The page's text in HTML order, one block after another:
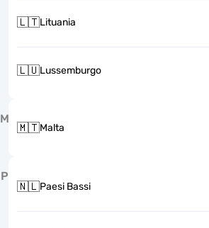
🇱🇹Lituania
🇱🇺Lussemburgo
M
🇲🇹Malta
P
🇳🇱Paesi Bassi